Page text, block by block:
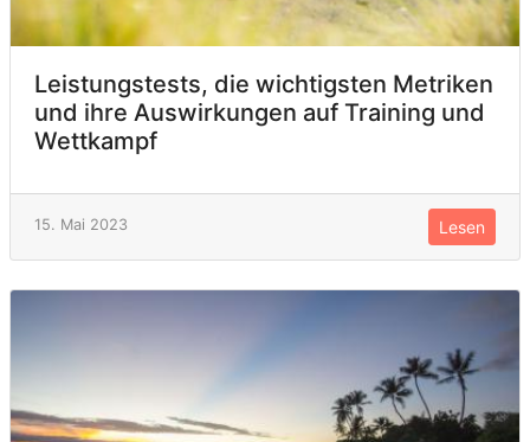
Leistungstests, die wichtigsten Metriken
und ihre Auswirkungen auf Training und
Wettkampf
15. Mai 2023 Lesen